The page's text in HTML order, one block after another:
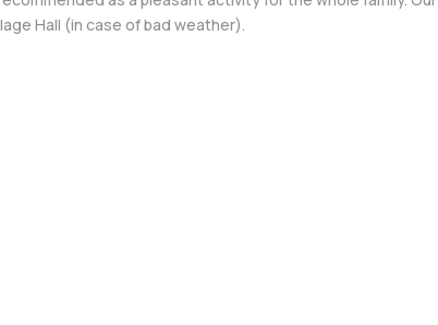
Hall (in case of bad weather).